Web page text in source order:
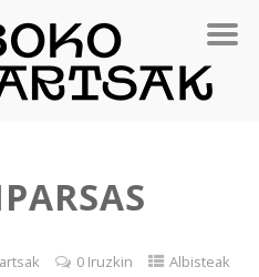
0 Iruzkin Albisteak